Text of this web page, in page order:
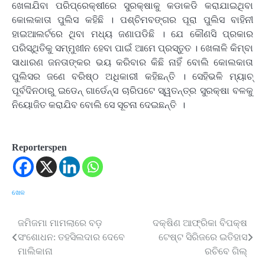
ଖେଳାଯିବା ପରିପ୍ରେକ୍ଷୀରେ ସୁରକ୍ଷାକୁ କଡାକଡି କରାଯାଇଥିବା
କୋଲକାତା ପୁଲିସ କହିଛି । ପଶ୍ଚିମବଙ୍ଗର ପୂରା ପୁଲିସ ବାହିନୀ
ହାଇଆଲର୍ଟରେ ଥିବା ମଧ୍ୟ ଜଣାପଡିଛି । ଯେ କୌଣସି ପ୍ରକାର
ପରିସ୍ଥିତିକୁ ସମ୍ମୁଖୀନ ହେବା ପାଇଁ ଆମେ ପ୍ରସ୍ତୁତ । ଖେଳାଳି କିମ୍ବା
ସାଧାରଣ ଜନତାଙ୍କର ଭୟ କରିବାର କିଛି ନାହିଁ ବୋଲି କୋଲକାତା
ପୁଲିସର ଜଣେ ବରିଷ୍ଠ ଅଧିକାରୀ କହିଛନ୍ତି । ସେହିଭଳି ମ୍ୟାଚ୍
ପୂର୍ବଦିନଠାରୁ ଇଡେନ୍ ଗାର୍ଡେନ୍ସ ଚାରିପଟେ ସ୍ୱତନ୍ତ୍ର ସୁରକ୍ଷା ବଳକୁ
ନିୟୋଜିତ କରାଯିବ ବୋଲି ସେ ସୂଚନା ଦେଇଛନ୍ତି ।
Reporterspen
ଖେଳ
Post
navigation
ଜମିଜମା ମାମଲାରେ ବଡ଼
ସଂଶୋଧନ: ତହସିଲଦାର ଦେବେ
ମାଲିକାନା
ଦକ୍ଷିଣ ଆଫ୍ରିକା ବିପକ୍ଷ
ଟେଷ୍ଟ ସିରିଜରେ ଇତିହାସ
ରଚିବେ ଗିଲ୍‌